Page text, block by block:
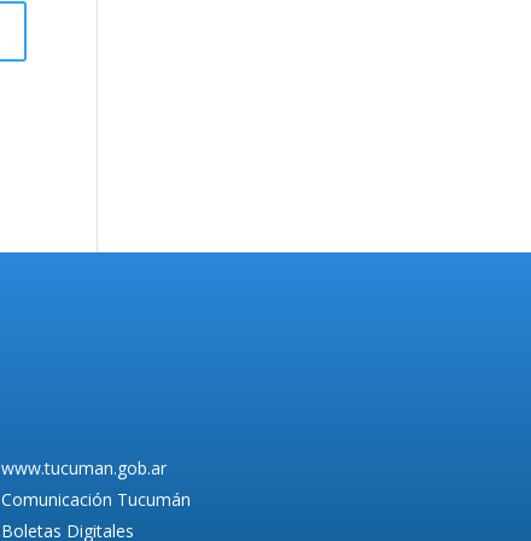
www.tucuman.gob.ar
Comunicación Tucumán
Boletas Digitales